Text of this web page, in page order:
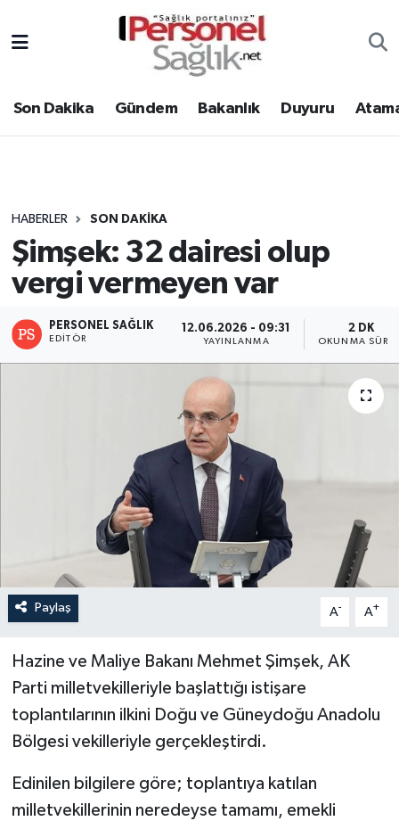
Son Dakika Gündem Bakanlık Duyuru
HABERLER SON DAKIKA
Şimşek: 32 dairesi olup
vergi vermeyen var
PERSONEL SAĞLIK
EDITÖR
12.06.2026 - 09:31
YAYINLANMA
2 DK
OKUNMA
Paylaş A- A+
Hazine ve Maliye Bakanı Mehmet Şimşek, AK
Parti milletvekilleriyle başlattığı istişare
toplantılarının ilkini Doğu ve Güneydoğu Anadolu
Bölgesi vekilleriyle gerçekleştirdi.
Edinilen bilgilere göre; toplantıya katılan
milletvekillerinin neredeyse tamamı, emekli
Gündem
Atamalar
Mevzuat
Sendika
Nöbetçi Eczaneler
Hava Durumu
Tüm Manşetler
Son Dakika Haberleri
Haber Arşivi